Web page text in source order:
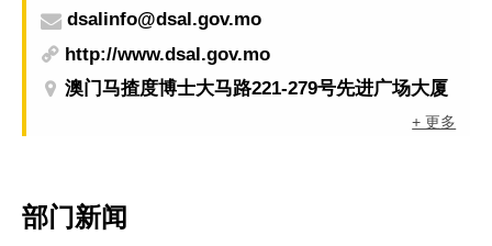
dsalinfo@dsal.gov.mo
http://www.dsal.gov.mo
澳门马揸度博士大马路221-279号先进广场大厦
+ 更多
部门新闻